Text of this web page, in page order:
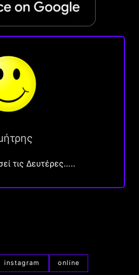
τις Δευτέρες…..
instagram online